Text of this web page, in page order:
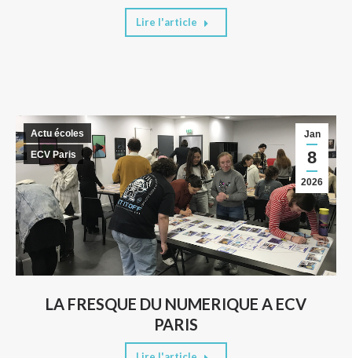
Lire l'article
LA FRESQUE DU NUMERIQUE A ECV
PARIS
Jan
8
2026
Actu écoles
ECV Paris